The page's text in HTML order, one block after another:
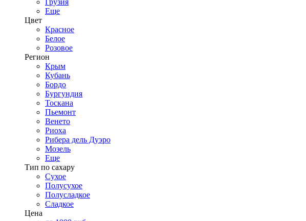
Грузия
Еще
Цвет
Красное
Белое
Розовое
Регион
Крым
Кубань
Бордо
Бургундия
Тоскана
Пьемонт
Венето
Риоха
Рибера дель Дуэро
Мозель
Еще
Тип по сахару
Сухое
Полусухое
Полусладкое
Сладкое
Цена